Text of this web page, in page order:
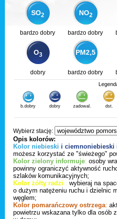
SO2 NO2
bardzo dobry bardzo dobry
O3 PM2,5
dobry bardzo dobry
b.dobry dobry zadowal. dst.
Wybierz stację:
Opis kolorów:
Kolor niebieski i ciemnoniebieski
możesz korzystać ze "świeżego"
Kolor zielony informuje: osoby
powinny ograniczyć aktywność
szlaków komunikacyjnych;
Kolor żółty radzi : wybieraj na
o dużym natężeniu ruchu i dzielnic
węglem;
Kolor pomarańczowy ostrzega:
powietrzu wskazana tylko dla osób